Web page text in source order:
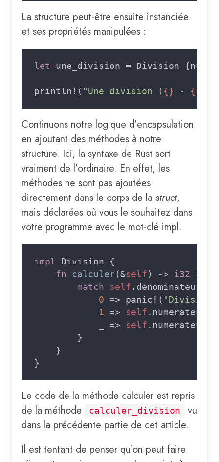
La structure peut-être ensuite instanciée
et ses propriétés manipulées :
let une_division = Division
println!(" Une division ( {} - {}
Continuons notre logique d’encapsulation
en ajoutant des méthodes à notre
structure. Ici, la syntaxe de Rust sort
vraiment de l’ordinaire. En effet, les
méthodes ne sont pas ajoutées
directement dans le corps de la struct,
mais déclarées où vous le souhaitez dans
votre programme avec le mot-clé impl.
impl
fn calculer (&self ) -> i32
match self
0 => panic!(" Division
1 => self
            _ =>
self .numerateur
Le code de la méthode calculer est repris
de la méthode
calculer_division
vu
dans la précédente partie de cet article.
Il est tentant de penser qu’on peut faire